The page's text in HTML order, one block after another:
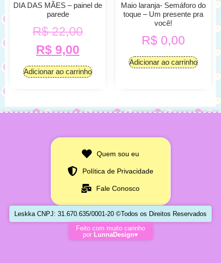
DIA DAS MÃES – painel de
parede
R$22,00
R$ 9,00
Adicionar ao carrinho
Maio laranja- Semáforo do
toque – Um presente pra
você!
R$ 0,00
Adicionar ao carrinho
Quem sou eu
Política de Privacidade
Fale Conosco
Leskka CNPJ: 31.670.635/0001-20 ©Todos os Direitos Reservados
Feito com muito carinho
por LunnaDesign♥